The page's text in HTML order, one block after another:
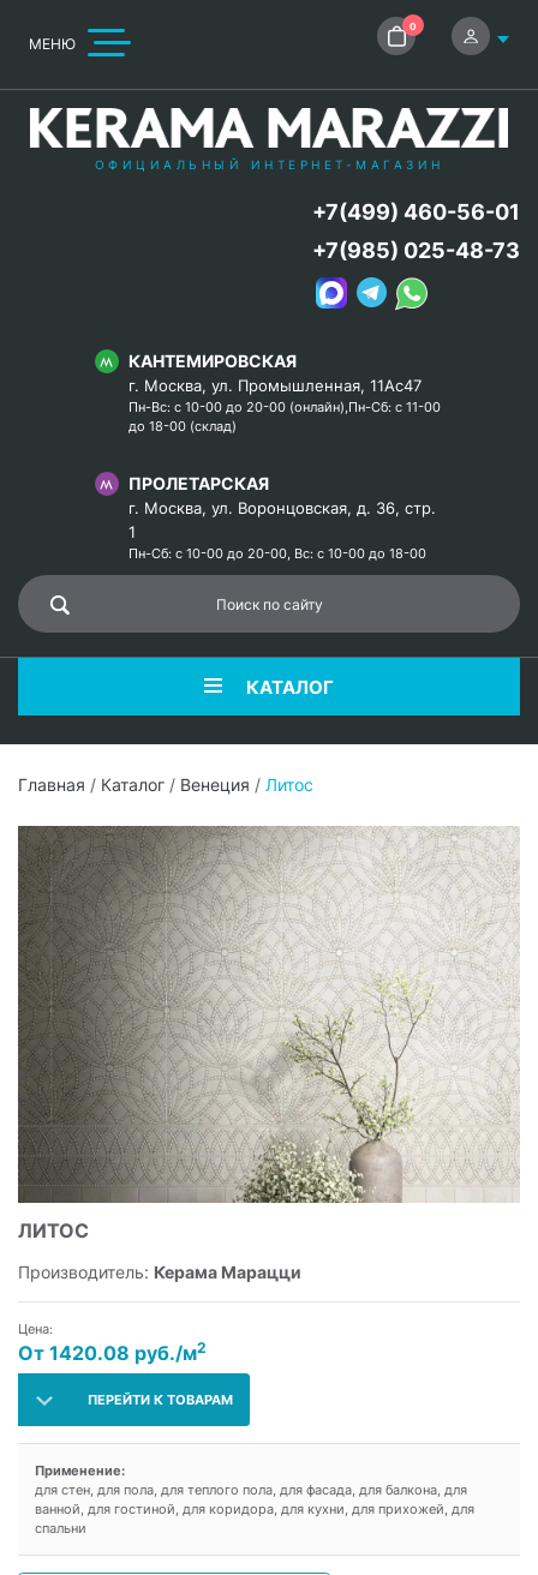
МЕНЮ
0
ОФИЦИАЛЬНЫЙ ИНТЕРНЕТ-МАГАЗИН
КАНТЕМИРОВСКАЯ
г. Москва, ул. Промышленная, 11Ас47
Пн-Вс: с 10-00 до 20-00 (онлайн),Пн-Сб: с 11-00
до 18-00 (склад)
ПРОЛЕТАРСКАЯ
г. Москва, ул. Воронцовская, д. 36, стр.
1
Пн-Сб: с 10-00 до 20-00, Вс: с 10-00 до 18-00
+7(499) 460-56-01
+7(985) 025-48-73
КАТАЛОГ
Главная / Каталог / Венеция / Литос
ЛИТОС
Производитель: Керама Марацци
Цена:
От 1420.08 руб./м2
ПЕРЕЙТИ К ТОВАРАМ
Применение:
для стен, для пола, для теплого пола, для фасада, для балкона, для
ванной, для гостиной, для коридора, для кухни, для прихожей, для
спальни